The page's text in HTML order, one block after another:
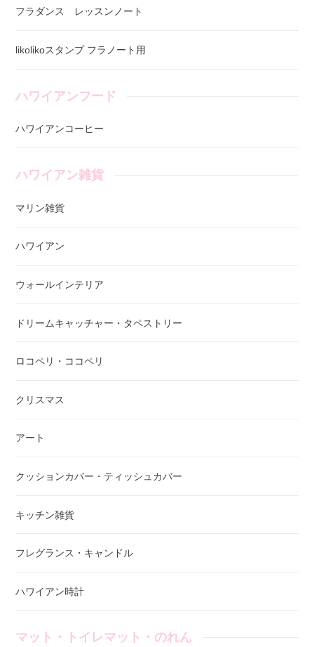
フラダンス レッスンノート
likolikoスタンプ フラノート用
ハワイアンフード
ハワイアンコーヒー
ハワイアン雑貨
マリン雑貨
ハワイアン
ウォールインテリア
ドリームキャッチャー・タペストリー
ロコペリ・ココペリ
クリスマス
アート
クッションカバー・ティッシュカバー
キッチン雑貨
フレグランス・キャンドル
ハワイアン時計
マット・トイレマット・のれん